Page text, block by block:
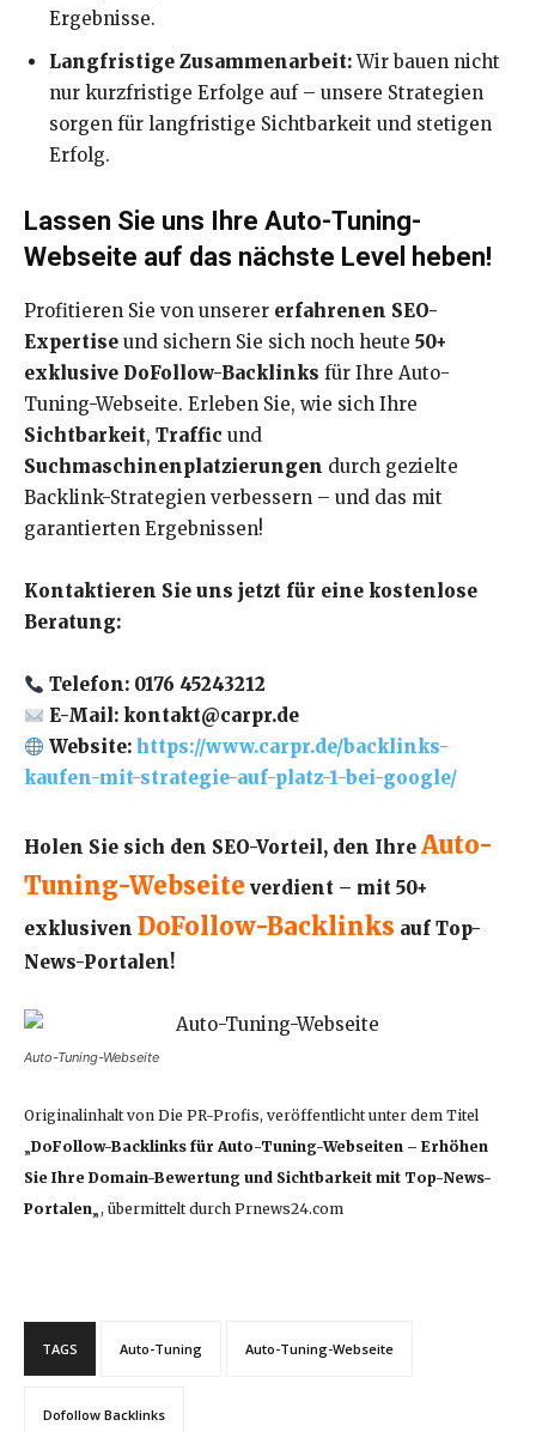
Ergebnisse.
Langfristige Zusammenarbeit:Wir bauen nicht
nur kurzfristige Erfolge auf – unsere Strategien
sorgen für langfristige Sichtbarkeit und stetigen
Erfolg.
Lassen Sie uns Ihre Auto-Tuning-
Webseite auf das nächste Level heben!
Profitieren Sie von unserer erfahrenen SEO-
Expertise und sichern Sie sich noch heute 50+
exklusive DoFollow-Backlinks für Ihre Auto-
Tuning-Webseite. Erleben Sie, wie sich Ihre
Sichtbarkeit, Traffic und
Suchmaschinenplatzierungen durch gezielte
Backlink-Strategien verbessern – und das mit
garantierten Ergebnissen!
Kontaktieren Sie uns jetzt für eine kostenlose
Beratung:
Telefon: 0176 45243212
E-Mail: kontakt@carpr.de
Website:https://www.carpr.de/backlinks-
kaufen-mit-strategie-auf-platz-1-bei-google/
Holen Sie sich den SEO-Vorteil, den Ihre Auto-
Tuning-Webseite verdient – mit 50+
exklusiven DoFollow-Backlinks auf Top-
News-Portalen!
Auto-Tuning-Webseite
Originalinhalt von Die PR-Profis, veröffentlicht unter dem Titel
„DoFollow-Backlinks für Auto-Tuning-Webseiten – Erhöhen
Sie Ihre Domain-Bewertung und Sichtbarkeit mit Top-News-
Portalen„, übermittelt durch Prnews24.com
TAGS Auto-Tuning Auto-Tuning-Webseite
Dofollow Backlinks